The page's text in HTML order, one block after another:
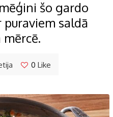
šo gardo
saldā
mērcē.
0 Like